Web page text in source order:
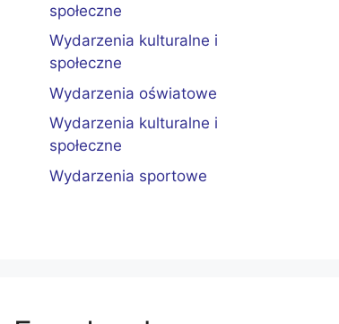
społeczne
Wydarzenia kulturalne i
społeczne
Wydarzenia oświatowe
Wydarzenia kulturalne i
społeczne
Wydarzenia sportowe